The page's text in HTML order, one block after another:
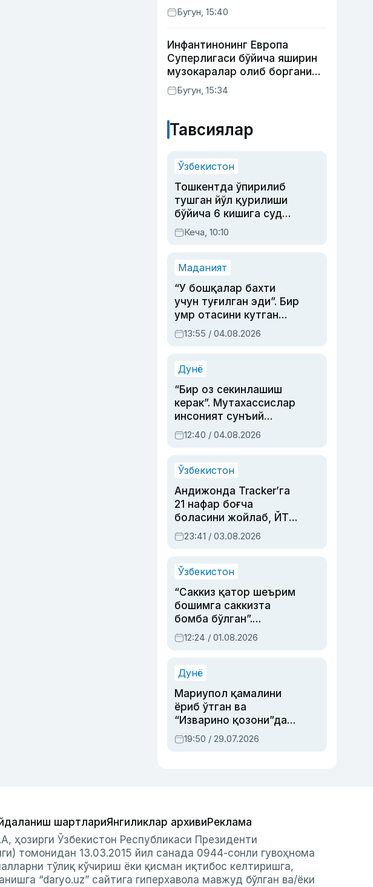
томошабинлар эътиборини
қозонмоқда
Бугун, 15:40
Инфантинонинг Европа
Суперлигаси бўйича яширин
музокаралар олиб боргани
фош бўлди
Бугун, 15:34
Тавсиялар
Ўзбекистон
Тошкентда ўпирилиб
тушган йўл қурилиши
бўйича 6 кишига суд
ҳукми ўқилди
Кеча, 10:10
Маданият
“У бошқалар бахти
учун туғилган эди”. Бир
умр отасини кутган
актриса ва дубльяж
устаси Римма
синовларга тўла ҳаёти
13:55 / 04.08.2026
Дунё
“Бир оз секинлашиш
керак”. Мутахассислар
инсоният сунъий
интеллектни бошқара
олмай қолишидан
12:40 / 04.08.2026
Ўзбекистон
Андижонда Tracker’га
21 нафар боғча
боласини жойлаб, ЙТҲ
содир этган аёлга суд
ҳукми ўқилди
23:41 / 03.08.2026
Ўзбекистон
“Саккиз қатор шеърим
бошимга саккизта
бомба бўлган”.
Абдулла Ориповни
сиёсий айбловлардан
12:24 / 01.08.2026
Дунё
Мариупол қамалини
ёриб ўтган ва
“Изварино қозони”дан
чиққан қаҳрамон —
Украина армияси бош
19:50 / 29.07.2026
шартлариЯнгиликлар архивиРеклама
ҳозирги Ўзбекистон Республикаси Президенти
томонидан 13.03.2015 йил санада 0944-сонли гувоҳнома
тўлиқ кўчириш ёки қисман иқтибос келтиришга,
“daryo.uz” сайтига гиперхавола мавжуд бўлган ва/ёки